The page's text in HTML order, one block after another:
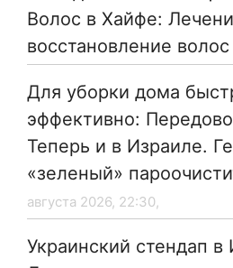
Волос в Хайфе:
восстановление волос
Для уборки дома
эффективно:
Теперь и в Израиле.
«зеленый»
августа 2026, 22:30,
Украинский стендап в